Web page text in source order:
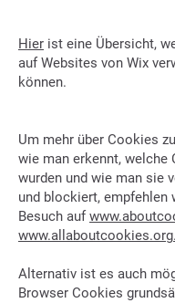
Hier ist eine Übersicht,
auf Websites von Wix
können.
Um mehr über Cookies
wie man erkennt, welche
wurden und wie man sie
und blockiert, empfehlen
Besuch auf
www.allaboutcookies.org.
Alternativ ist es auch
Browser Cookies